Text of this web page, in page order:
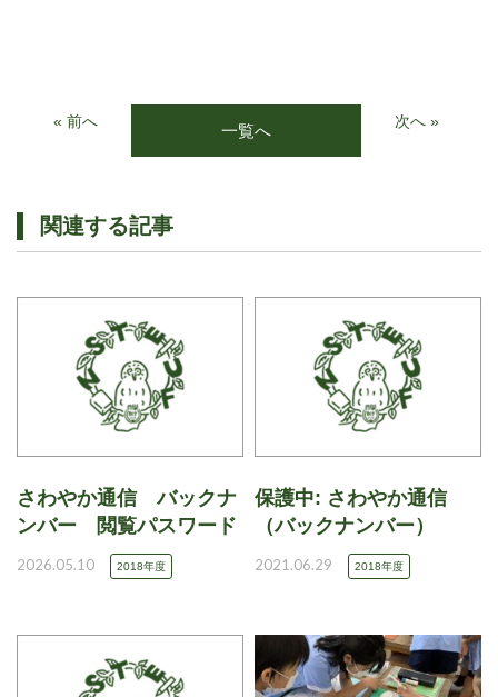
« 前へ 一覧へ 次へ »
関連する記事
さわやか通信 バックナ
ンバー 閲覧パスワード
2026.05.10 2018年度
保護中: さわやか通信
（バックナンバー）
2021.06.29 2018年度